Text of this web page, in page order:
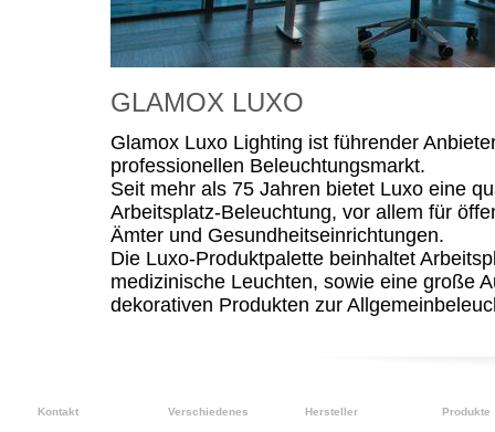
GLAMOX LUXO
Glamox Luxo Lighting ist führender
professionellen Beleuchtungsmarkt.
Seit mehr als 75 Jahren bietet Luxo eine
Arbeitsplatz-Beleuchtung, vor allem für
Ämter und Gesundheitseinrichtungen.
Die Luxo-Produktpalette beinhaltet
medizinische Leuchten, sowie eine große
dekorativen Produkten zur
Kontakt Verschiedenes Hersteller Produkte